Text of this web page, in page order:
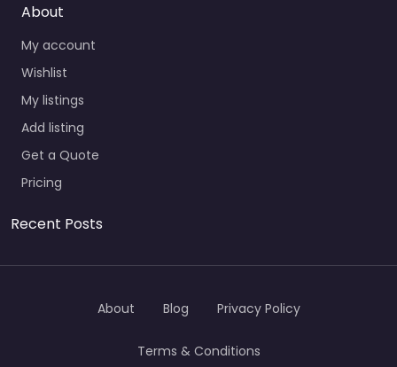
About
My account
Wishlist
My listings
Add listing
Get a Quote
Pricing
Recent Posts
About Blog Privacy Policy
Terms & Conditions